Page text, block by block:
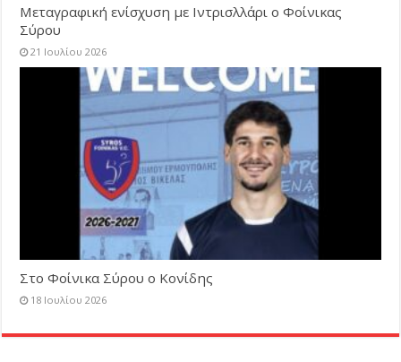
Μεταγραφική ενίσχυση με Ιντρισλλάρι ο Φοίνικας
Σύρου
21 Ιουλίου 2026
Στο Φοίνικα Σύρου ο Κονίδης
18 Ιουλίου 2026